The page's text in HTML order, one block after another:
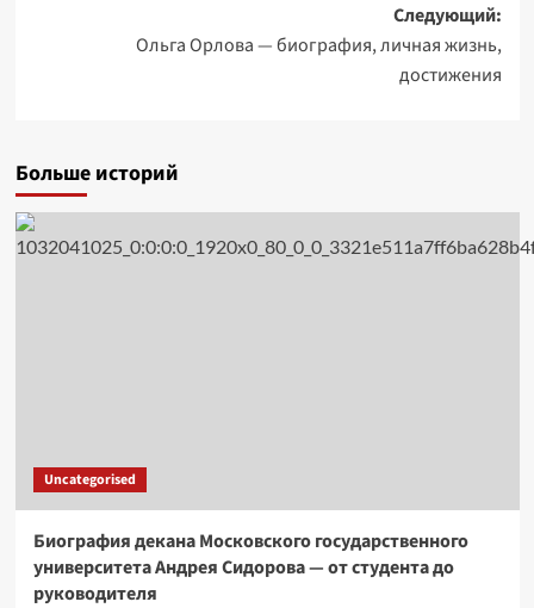
Следующий:
Ольга Орлова — биография, личная жизнь,
достижения
Больше историй
Uncategorised
Биография декана Московского государственного
университета Андрея Сидорова — от студента до
руководителя